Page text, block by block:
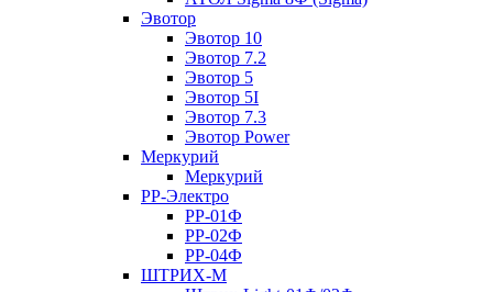
Эвотор
Эвотор 10
Эвотор 7.2
Эвотор 5
Эвотор 5I
Эвотор 7.3
Эвотор Power
Меркурий
Меркурий
РР-Электро
РР-01Ф
РР-02Ф
РР-04Ф
ШТРИХ-М